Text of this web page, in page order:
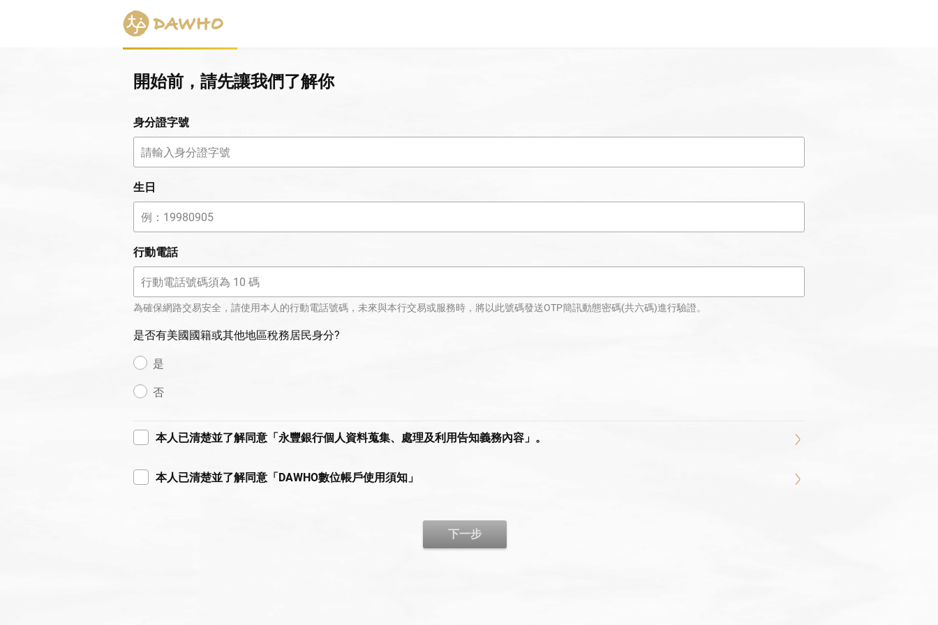
開始前，請先讓我們了解你
身分證字號
生日
行動電話
為確保網路交易安全，請使用本人的行動電話號碼，未來與本行交易或服務時，將以此號碼發送OTP簡訊動態密碼(共六碼)進行驗證。
是否有美國國籍或其他地區稅務居民身分?
是
否
本人已清楚並了解同意「永豐銀行個人資料蒐集、處理及利用告知義務內容」。
本人已清楚並了解同意「DAWHO數位帳戶使用須知」
下一步